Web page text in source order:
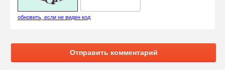
обновить, если не виден код
Отправить комментарий